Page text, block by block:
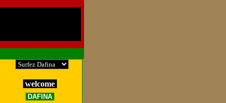
welcome
DAFINA